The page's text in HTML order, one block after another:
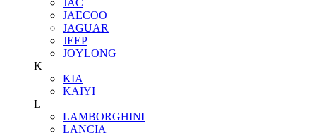
JAECOO
JAGUAR
JEEP
JOYLONG
K
KIA
KAIYI
L
LAMBORGHINI
LANCIA